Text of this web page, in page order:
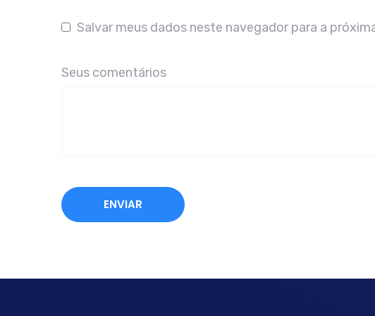
Salvar meus dados neste navegador para a
Seus comentários